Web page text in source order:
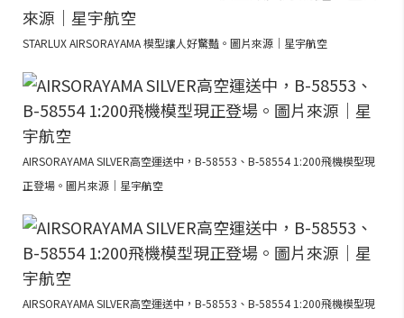
STARLUX AIRSORAYAMA 模型讓人好驚豔。圖片來源｜星宇航空
AIRSORAYAMA SILVER高空運送中，B-58553、B-58554 1:200飛機模型現
正登場。圖片來源｜星宇航空
AIRSORAYAMA SILVER高空運送中，B-58553、B-58554 1:200飛機模型現